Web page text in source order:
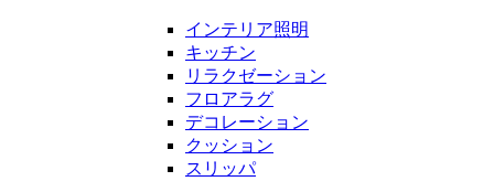
インテリア照明
キッチン
リラクゼーション
フロアラグ
デコレーション
クッション
スリッパ